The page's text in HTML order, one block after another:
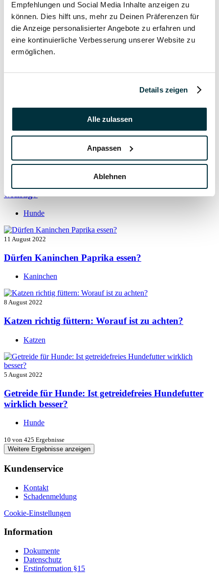
Empfehlungen und Social Media Inhalte anzeigen zu
können. Dies hilft uns, mehr zu Deinen Präferenzen für
die Anzeige personalisierter Angebote zu erfahren und
eine kontinuierliche Verbesserung unserer Website zu
ermöglichen.
Details zeigen
Alle zulassen
Anpassen
Ablehnen
Hunde
17 August 2022
Was dürfen Katzen nicht essen?
Katzen
Vitamin B für den Hund: Für was ist es wichtig?
Hunde
13 August 2022
wichtig?
Hunde
11 August 2022
Dürfen Kaninchen Paprika essen?
Kaninchen
8 August 2022
Katzen richtig füttern: Worauf ist zu achten?
Katzen
5 August 2022
Getreide für Hunde: Ist getreidefreies Hundefutter
wirklich besser?
Hunde
10 von 425 Ergebnisse
Weitere Ergebnisse anzeigen
Kundenservice
Kontakt
Schadenmeldung
Cookie-Einstellungen
Information
Dokumente
Datenschutz
Erstinformation §15